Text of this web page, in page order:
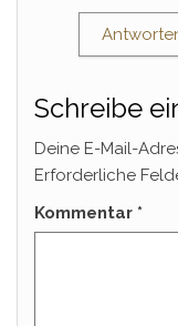
Schreibe
Deine E-Mail-
Erforderliche
Kommentar *